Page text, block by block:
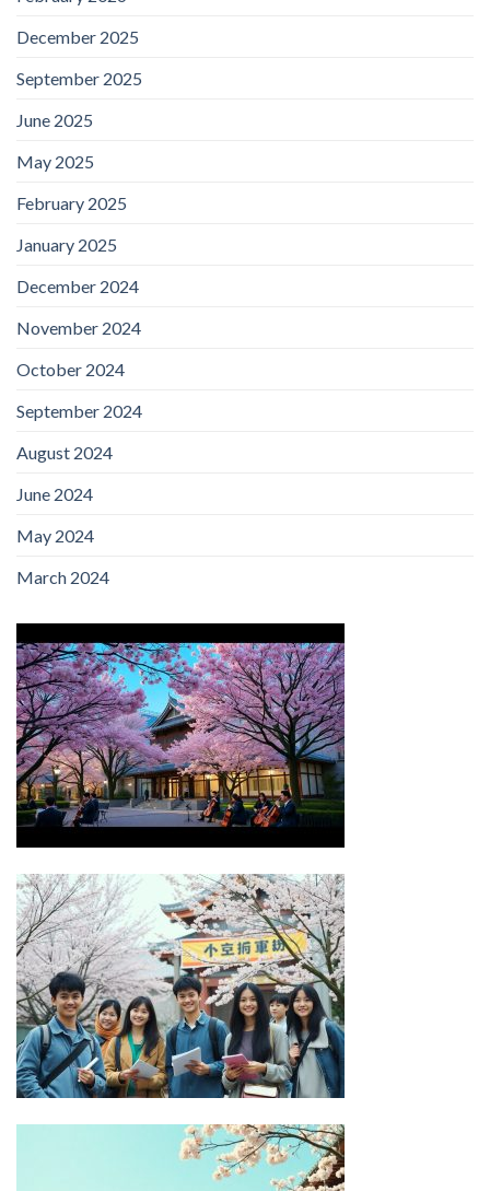
December 2025
September 2025
June 2025
May 2025
February 2025
January 2025
December 2024
November 2024
October 2024
September 2024
August 2024
June 2024
May 2024
March 2024